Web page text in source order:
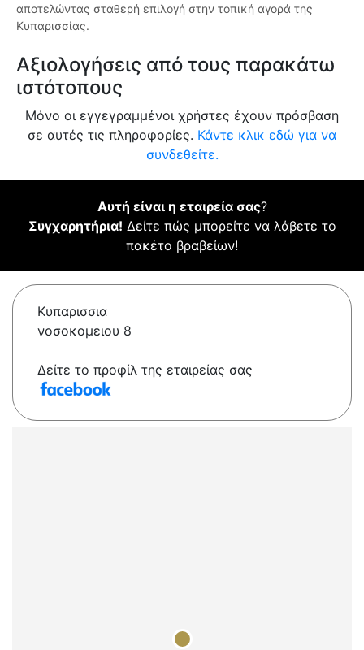
αποτελώντας σταθερή επιλογή στην τοπική αγορά της
Κυπαρισσίας.
Αξιολογήσεις από τους παρακάτω
ιστότοπους
Μόνο οι εγγεγραμμένοι χρήστες έχουν πρόσβαση
σε αυτές τις πληροφορίες. Κάντε κλικ εδώ για να
συνδεθείτε.
Αυτή είναι η εταιρεία σας?
Συγχαρητήρια! Δείτε πώς μπορείτε να λάβετε το
πακέτο βραβείων!
Κυπαρισσια
νοσοκομειου 8
Δείτε το προφίλ της εταιρείας σας